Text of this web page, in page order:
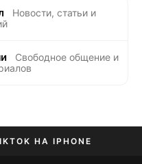
Новости, статьи и
Свободное общение и
НА IPHONE